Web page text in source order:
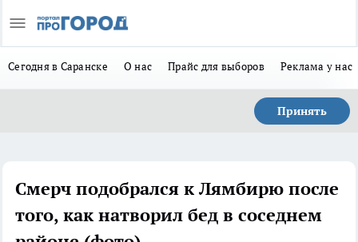
Сегодня в Саранске О нас Прайс для выборов Реклама у нас
Принять
Смерч подобрался к Лямбирю после
того, как натворил бед в соседнем